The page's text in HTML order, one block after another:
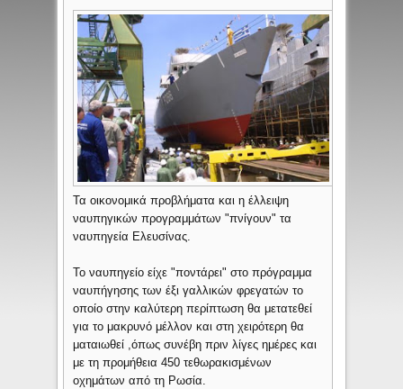
Τα οικονομικά προβλήματα και η έλλειψη
ναυπηγικών προγραμμάτων "πνίγουν" τα
ναυπηγεία Ελευσίνας.
Το ναυπηγείο είχε "ποντάρει" στο πρόγραμμα
ναυπήγησης των έξι γαλλικών φρεγατών το
οποίο στην καλύτερη περίπτωση θα μετατεθεί
για το μακρυνό μέλλον και στη χειρότερη θα
ματαιωθεί ,όπως συνέβη πριν λίγες ημέρες και
με τη προμήθεια 450 τεθωρακισμένων
οχημάτων από τη Ρωσία.